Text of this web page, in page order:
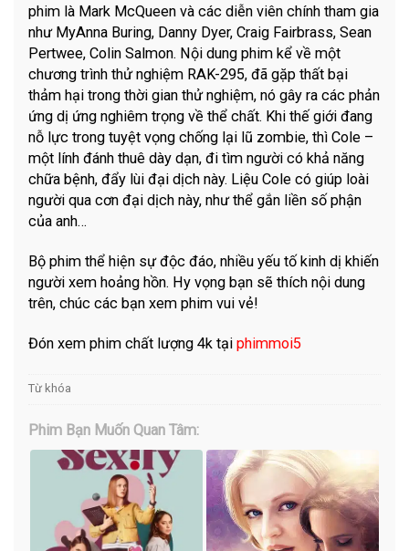
phim là Mark McQueen và các diễn viên chính tham gia
như MyAnna Buring, Danny Dyer, Craig Fairbrass, Sean
Pertwee, Colin Salmon. Nội dung phim kể về một
chương trình thử nghiệm RAK-295, đã gặp thất bại
thảm hại trong thời gian thử nghiệm, nó gây ra các phản
ứng dị ứng nghiêm trọng về thể chất. Khi thế giới đang
nỗ lực trong tuyệt vọng chống lại lũ zombie, thì Cole –
một lính đánh thuê dày dạn, đi tìm người có khả năng
chữa bệnh, đẩy lùi đại dịch này. Liệu Cole có giúp loài
người qua cơn đại dịch này, như thể gắn liền số phận
của anh…
Bộ phim thể hiện sự độc đáo, nhiều yếu tố kinh dị khiến
người xem hoảng hồn. Hy vọng bạn sẽ thích nội dung
trên, chúc các bạn xem phim vui vẻ!
Đón xem phim chất lượng 4k tạiphimmoi5
Từ khóa
Phim Bạn Muốn Quan Tâm: